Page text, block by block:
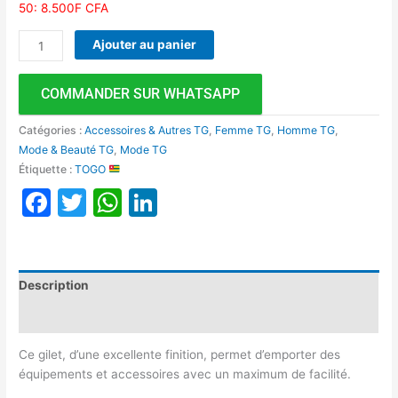
50: 8.500F CFA
Ajouter au panier
COMMANDER SUR WHATSAPP
Catégories :Accessoires & Autres TG Femme TG Homme TG
Mode & Beauté TG Mode TG
Étiquette :TOGO
Facebook
TwitterWhatsApp
Description
Ce gilet, d’une excellente finition, permet d’emporter des
équipements et accessoires avec un maximum de facilité.